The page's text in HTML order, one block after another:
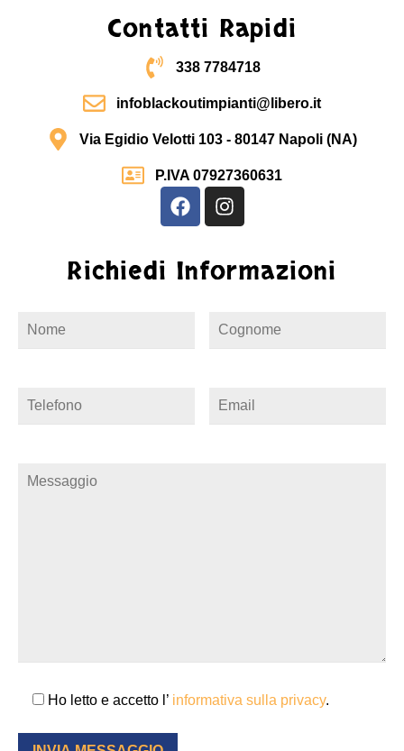
Contatti Rapidi
338 7784718
infoblackoutimpianti@libero.it
Via Egidio Velotti 103 - 80147 Napoli (NA)
P.IVA 07927360631
Richiedi Informazioni
Ho letto e accetto l’ informativa sulla privacy.